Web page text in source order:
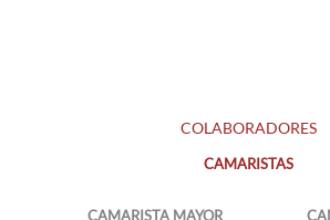
COLABORADORES
CAMARISTAS
CAMARISTA MAYOR